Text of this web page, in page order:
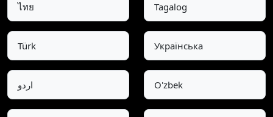
ไทย Tagalog
Türk Українська
اردو O'zbek